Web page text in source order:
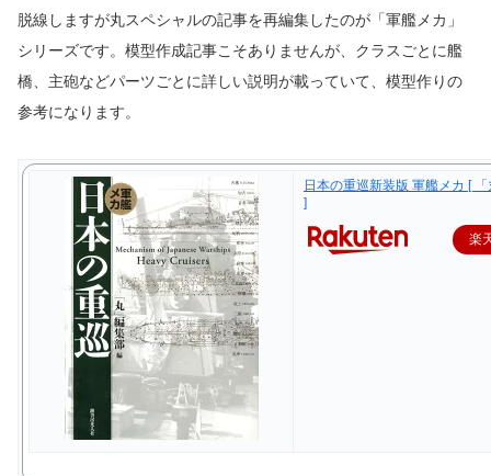
脱線しますが丸スペシャルの記事を再編集したのが「軍艦メカ」
シリーズです。模型作成記事こそありませんが、クラスごとに艦
橋、主砲などパーツごとに詳しい説明が載っていて、模型作りの
参考になります。
日本の重巡新装版 軍艦メカ [
]
楽